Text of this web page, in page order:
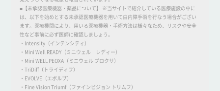
■【未承認医療機器・薬品について】 ※当サイトで紹介している医療施設の中に
は、以下を始めとする未承認医療機器を用いて白内障手術を行なう場合がござい
ます。医療機関により、用いる医療機器・手術方法は様々なため、リスクや安全
性など事前に必ず医師に確認しましょう。
・Intensity（インテンシティ）
・Mini Well READY（ミニウェル レディー）
・Mini WELL PEOXA（ミニウェル プロクサ）
・TriDiff（トライディフ）
・EVOLVE（エボルブ）
・Fine Vision Triumf（ファインビジョン トリムフ）